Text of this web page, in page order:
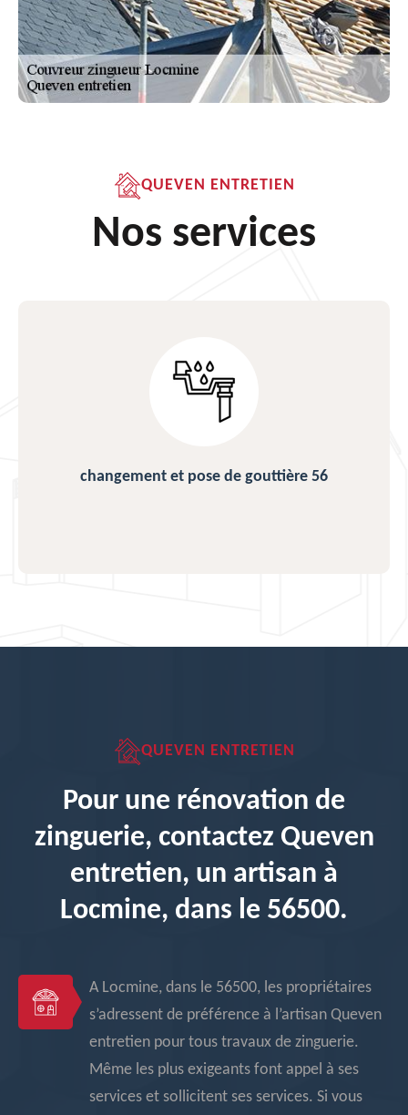
QUEVEN ENTRETIEN
Nos services
changement et pose de gouttière 56
QUEVEN ENTRETIEN
Pour une rénovation de
zinguerie, contactez Queven
entretien, un artisan à
Locmine, dans le 56500.
A Locmine, dans le 56500, les propriétaires
s’adressent de préférence à l’artisan Queven
entretien pour tous travaux de zinguerie.
Même les plus exigeants font appel à ses
services et sollicitent ses services. Si vous